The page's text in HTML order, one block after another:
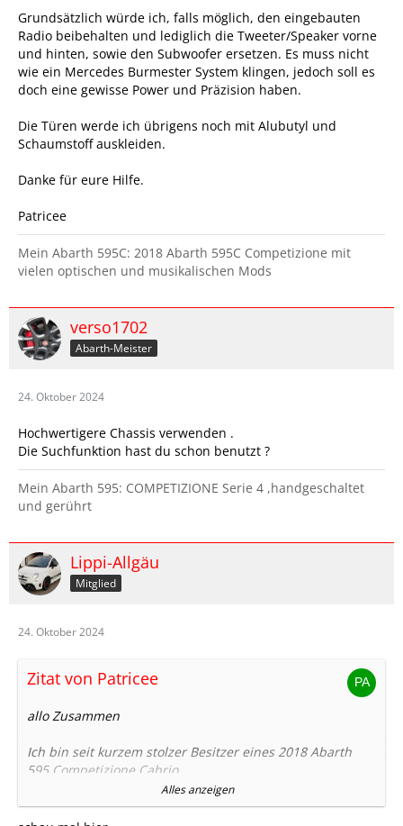
Grundsätzlich würde ich, falls möglich, den eingebauten
Radio beibehalten und lediglich die Tweeter/Speaker vorne
und hinten, sowie den Subwoofer ersetzen. Es muss nicht
wie ein Mercedes Burmester System klingen, jedoch soll es
doch eine gewisse Power und Präzision haben.
Die Türen werde ich übrigens noch mit Alubutyl und
Schaumstoff auskleiden.
Danke für eure Hilfe.
Patricee
Mein Abarth 595C: 2018 Abarth 595C Competizione mit
vielen optischen und musikalischen Mods
verso1702
Abarth-Meister
24. Oktober 2024
Hochwertigere Chassis verwenden .
Die Suchfunktion hast du schon benutzt ?
Mein Abarth 595: COMPETIZIONE Serie 4 ,handgeschaltet
und gerührt
Lippi-Allgäu
Mitglied
24. Oktober 2024
Zitat von Patricee
allo Zusammen
Ich bin seit kurzem stolzer Besitzer eines 2018 Abarth
595 Competizione Cabrio.
Nun hat der Kleine ein Beats Audio System eingebaut.
Alles anzeigen